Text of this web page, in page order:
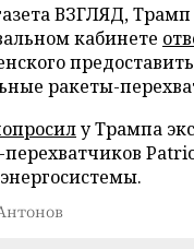
ВЗГЛЯД,
кабинете
ракеты-
у Трампа
перехватчиков